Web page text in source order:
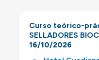
Curso teórico-
SELLADORES
16/10/2026